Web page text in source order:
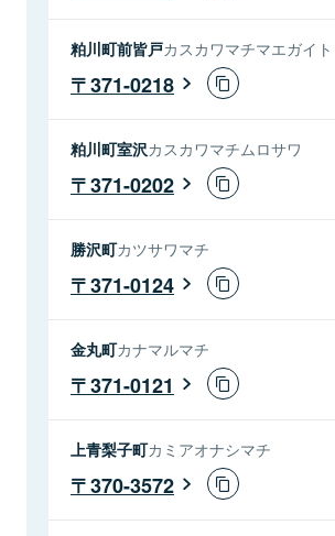
粕川町前皆戸カスカワマチマエガイト
371-0218
粕川町室沢カスカワマチムロサワ
371-0202
勝沢町カツサワマチ
371-0124
金丸町カナマルマチ
371-0121
上青梨子町カミアオナシマチ
370-3572